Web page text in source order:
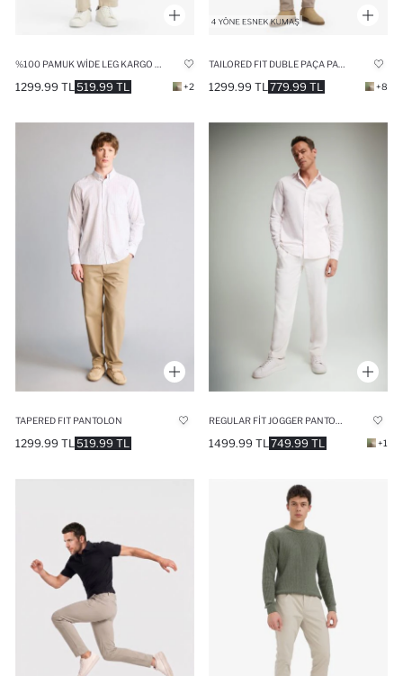
519.99 TL
1299.99 TL +2 779.99 TL
1299.99 TL +8
TAPERED FIT PANTOLON
519.99 TL
1299.99 TL 749.99 TL
1499.99 TL +1